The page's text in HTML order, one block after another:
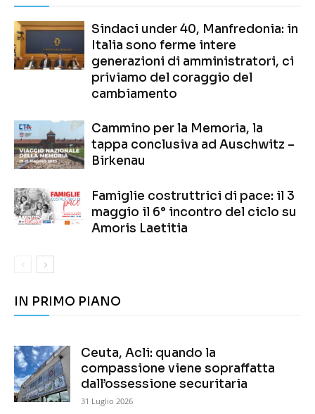
Sindaci under 40, Manfredonia: in
Italia sono ferme intere
generazioni di amministratori, ci
priviamo del coraggio del
cambiamento
Cammino per la Memoria, la
tappa conclusiva ad Auschwitz –
Birkenau
Famiglie costruttrici di pace: il 3
maggio il 6° incontro del ciclo su
Amoris Laetitia
IN PRIMO PIANO
Ceuta, Acli: quando la
compassione viene sopraffatta
dall’ossessione securitaria
31 Luglio 2026